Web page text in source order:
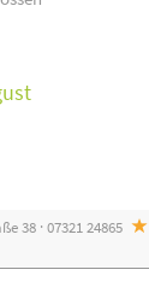
38 · 07321 24865